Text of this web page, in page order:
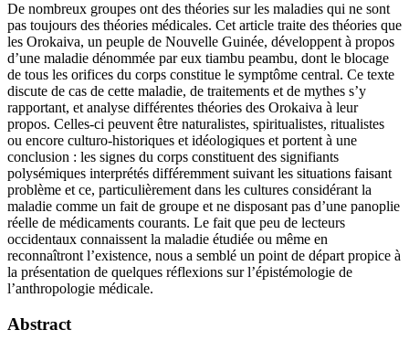
De nombreux groupes ont des théories sur les maladies qui ne sont
pas toujours des théories médicales. Cet article traite des théories que
les Orokaiva, un peuple de Nouvelle Guinée, développent à propos
d’une maladie dénommée par eux tiambu peambu, dont le blocage
de tous les orifices du corps constitue le symptôme central. Ce texte
discute de cas de cette maladie, de traitements et de mythes s’y
rapportant, et analyse différentes théories des Orokaiva à leur
propos. Celles-ci peuvent être naturalistes, spiritualistes, ritualistes
ou encore culturo-historiques et idéologiques et portent à une
conclusion : les signes du corps constituent des signifiants
polysémiques interprétés différemment suivant les situations faisant
problème et ce, particulièrement dans les cultures considérant la
maladie comme un fait de groupe et ne disposant pas d’une panoplie
réelle de médicaments courants. Le fait que peu de lecteurs
occidentaux connaissent la maladie étudiée ou même en
reconnaîtront l’existence, nous a semblé un point de départ propice à
la présentation de quelques réflexions sur l’épistémologie de
l’anthropologie médicale.
Abstract